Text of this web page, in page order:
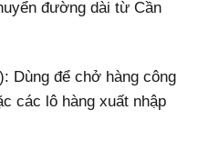
đường dài từ Cần
Dùng để chở hàng công
các lô hàng xuất nhập